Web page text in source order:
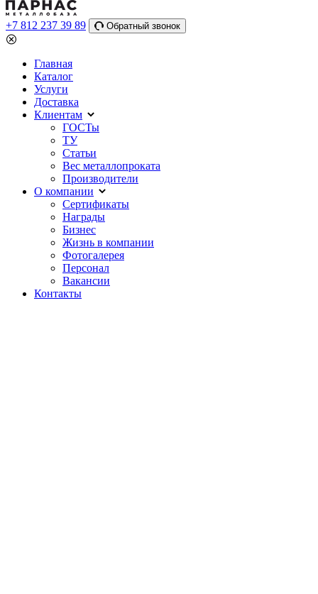
+7 812 237 39 89 Обратный звонок
Главная
Каталог
Услуги
Доставка
Клиентам
ГОСТы
ТУ
Статьи
Вес металлопроката
Производители
О компании
Сертификаты
Награды
Бизнес
Жизнь в компании
Фотогалерея
Персонал
Вакансии
Контакты